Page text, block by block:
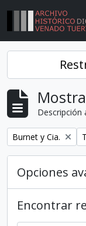
Skip to main content
Descripción
Remover filtro
Burnet y Cia.
Opciones
Encontrar